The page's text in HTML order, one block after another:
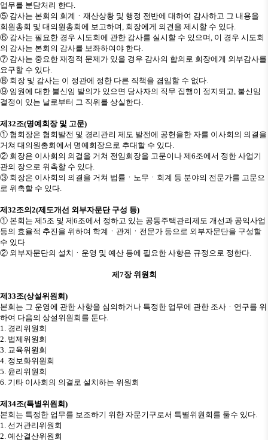
업무를 분담처리 한다.
⑤ 감사는 본회의 회계 ㆍ 재산상황 및 행정 전반에 대하여 감사하고 그 내용을
회원총회 및 대의원총회에 보고하며, 회장에게 의견을 제시할 수 있다.
⑥ 감사는 필요한 경우 시도회에 관한 감사를 실시할 수 있으며, 이 경우 시도회
의 감사는 본회의 감사를 보좌하여야 한다.
⑦ 감사는 중요한 재정적 문제가 있을 경우 감사의 합의로 회장에게 외부감사를
요구할 수 있다.
⑧ 회장 및 감사는 이 정관에 정한 다른 직책을 겸임할 수 없다.
⑨ 임원에 대한 불신임 발의가 있으면 당사자의 직무 집행이 정지되고, 불신임
결정이 있는 날로부터 그 직위를 상실한다.
제 32조(명예회장 및 고문)
① 협회장은 협회발전 및 경리관리 제도 발전에 공헌을한 자를 이사회의 의결을
거쳐 대의원총회에서 명예회장으로 추대할 수 있다.
② 회장은 이사회의 의결을 거쳐 전임회장을 고문이나 제6조에서 정한 사업기
관의 장으로 위촉할 수 있다.
③ 회장은 이사회의 의결을 거쳐 법률 ㆍ 노무 ㆍ 회계 등 분야의 전문가를 고문으
로 위촉할 수 있다.
제 32조의 2(제도개선 외부자문단 구성 등)
① 본회는 제5조 및 제6조에서 정하고 있는 공동주택관리제도 개선과 공익사업
등의 효율적 추진을 위하여 학계 ㆍ 관계 ㆍ 전문가 등으로 외부자문단을 구성할
수 있다
② 외부자문단의 설치 ㆍ 운영 및 예산 등에 필요한 사항은 규정으로 정한다.
제 7장 위원회
제 33조(상설위원회 )
본회는 그 운영에 관한 사항을 심의하거나 특정한 업무에 관한 조사 ㆍ 연구를 위
하여 다음의 상설위원회를 둔다.
1. 경리위원회
2. 법제위원회
3. 교육위원회
4. 정보화위원회
5. 윤리위원회
6. 기타 이사회의 의결로 설치하는 위원회
제 34조(특별위원회 )
본회는 특정한 업무를 보조하기 위한 자문기구로서 특별위원회를 둘수 있다.
1. 선거관리위원회
2. 예산결산위원회